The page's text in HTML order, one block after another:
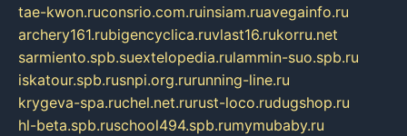
tae-kwon.ruconsrio.com.ruinsiam.ruavegainfo.ru
archery161.rubigencyclica.ruvlast16.rukorru.net
sarmiento.spb.suextelopedia.rulammin-suo.spb.ru
iskatour.spb.rusnpi.org.rurunning-line.ru
krygeva-spa.ruchel.net.rurust-loco.rudugshop.ru
hl-beta.spb.ruschool494.spb.rumymubaby.ru